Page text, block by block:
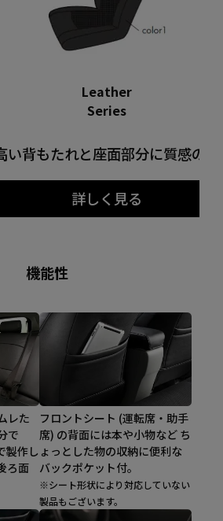
Leather
Series
い背もたれと座面部分に質感の
詳しく見る
機能性
レた
で
製作し
ろ面
フロントシート (運転席・助手
席) の背面には本や小物など ち
ょっとした物の収納に便利な
バックポケット付。
※シート形状により対応していない
製品もございます。